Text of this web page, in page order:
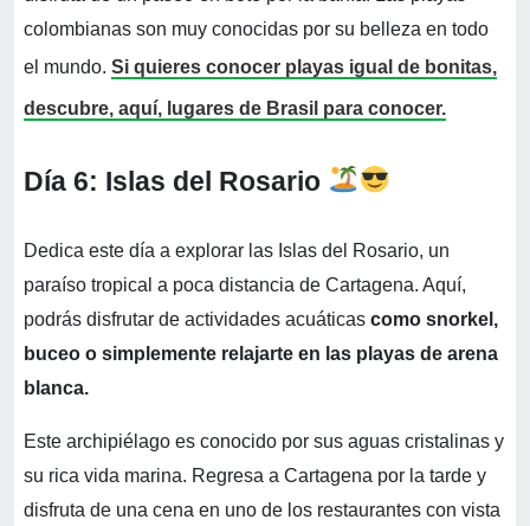
colombianas son muy conocidas por su belleza en todo
el mundo. Si quieres conocer playas igual de bonitas,
descubre, aquí, lugares de Brasil para conocer.
Día 6: Islas del Rosario
Dedica este día a explorar las Islas del Rosario, un
paraíso tropical a poca distancia de Cartagena. Aquí,
podrás disfrutar de actividades acuáticas como snorkel,
buceo o simplemente relajarte en las playas de arena
blanca.
Este archipiélago es conocido por sus aguas cristalinas y
su rica vida marina. Regresa a Cartagena por la tarde y
disfruta de una cena en uno de los restaurantes con vista